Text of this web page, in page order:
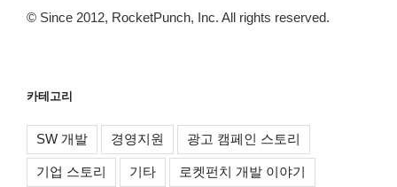
© Since 2012, RocketPunch, Inc. All rights reserved.
카테고리
SW 개발 경영지원 광고 캠페인 스토리
기업 스토리 기타 로켓펀치 개발 이야기